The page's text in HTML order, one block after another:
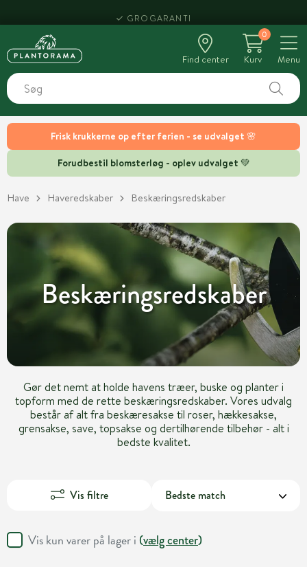
Frisk krukkerne op efter ferien - se udvalget 🌸
Forudbestil blomsterløg - oplev udvalget 💚
Find center
0
Kurv
Menu
Have Haveredskaber Beskæringsredskaber
Beskæringsredskaber
Gør det nemt at holde havens træer, buske og planter i
topform med de rette beskæringsredskaber. Vores udvalg
består af alt fra beskæresakse til roser, hækkesakse,
grensakse, save, topsakse og dertilhørende tilbehør - alt i
bedste kvalitet.
Vis filtre
Vis kun varer på lager i (vælg center)